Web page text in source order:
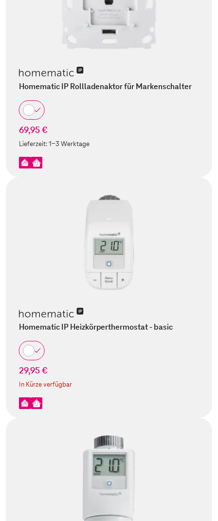
Homematic IP Rollladenaktor für Markenschalter
69,95 €
Lieferzeit:1-3 Werktage
Homematic IP Heizkörperthermostat - basic
29,95 €
In Kürze verfügbar